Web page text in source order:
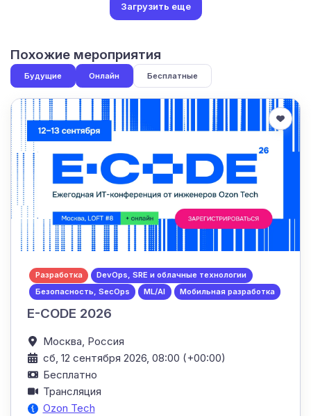
Загрузить еще
Похожие мероприятия
Будущие Онлайн Бесплатные
Разработка
DevOps, SRE и облачные технологии
Безопасность, SecOps
ML/AI Мобильная разработка
E-CODE 2026
Москва, Россия
сб, 12 сентября 2026, 08:00 (+00:00)
Бесплатно
Трансляция
Ozon Tech